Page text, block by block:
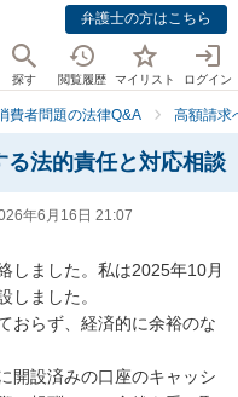
弁護士の方はこちら
探す 閲覧履歴 マイリスト ログイン
費者問題の法律Q&A 高額請求
法的責任と対応相談
年6月16日 21:07
しました。私は2025年10月
しました。
おらず、経済的に余裕のな
開設済みの口座のキャッシ